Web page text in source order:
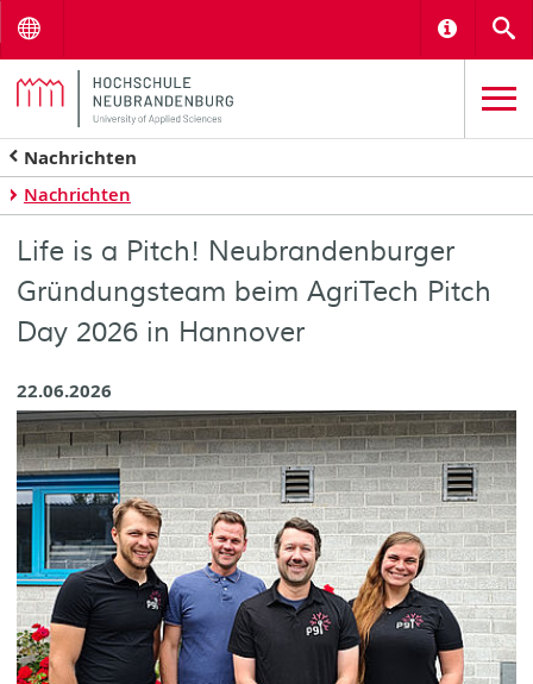
Nachrichten
Nachrichten
Life is a Pitch! Neubrandenburger
Gründungsteam beim AgriTech Pitch
Day 2026 in Hannover
22.06.2026